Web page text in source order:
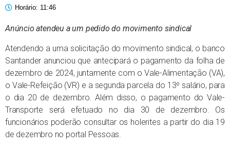
Horário: 11:46
Anúncio atendeu a um pedido do movimento sindical
Atendendo a uma solicitação do movimento sindical, o banco
Santander anunciou que antecipará o pagamento da folha de
dezembro de 2024, juntamente com o Vale-Alimentação (VA),
o Vale-Refeição (VR) e a segunda parcela do 13º salário, para
o dia 20 de dezembro. Além disso, o pagamento do Vale-
Transporte será efetuado no dia 30 de dezembro. Os
funcionários poderão consultar os holerites a partir do dia 19
de dezembro no portal Pessoas.